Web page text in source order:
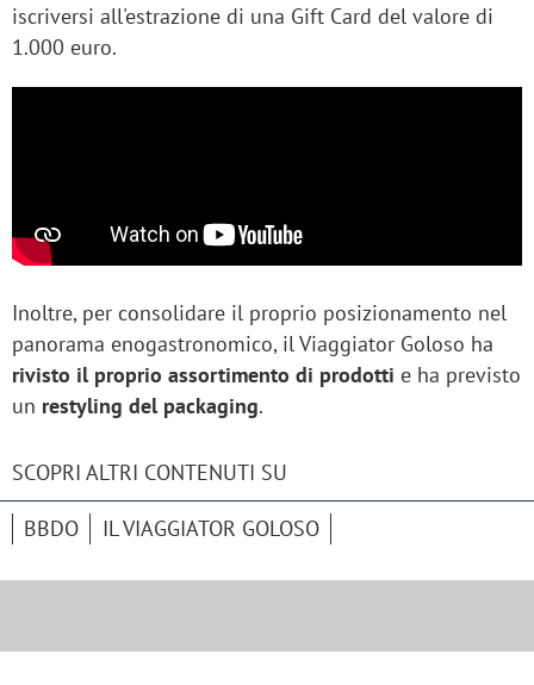
iscriversi all'estrazione di una Gift Card del valore di
1.000 euro.
Inoltre, per consolidare il proprio posizionamento nel
panorama enogastronomico, il Viaggiator Goloso ha
rivisto il proprio assortimento di prodotti e ha previsto
un restyling del packaging.
SCOPRI ALTRI CONTENUTI SU
BBDO IL VIAGGIATOR GOLOSO